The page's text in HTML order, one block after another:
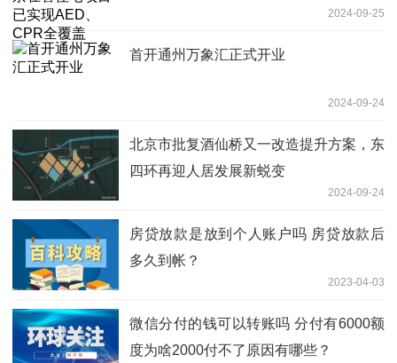
2024-09-25
首开通州万象汇正式开业
2024-09-24
北京市批复酒仙桥又一改造提升方案，东
四环再迎人居发展新蜕变
2024-09-24
房贷放款是放到个人账户吗 房贷放款后
多久到帐？
2023-04-03
微信分付的钱可以转账吗 分付有6000额
度为啥2000付不了原因有哪些？